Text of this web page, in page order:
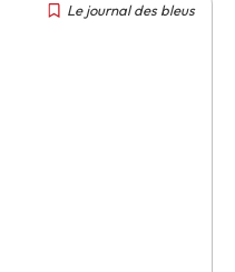
Le journal des bleus